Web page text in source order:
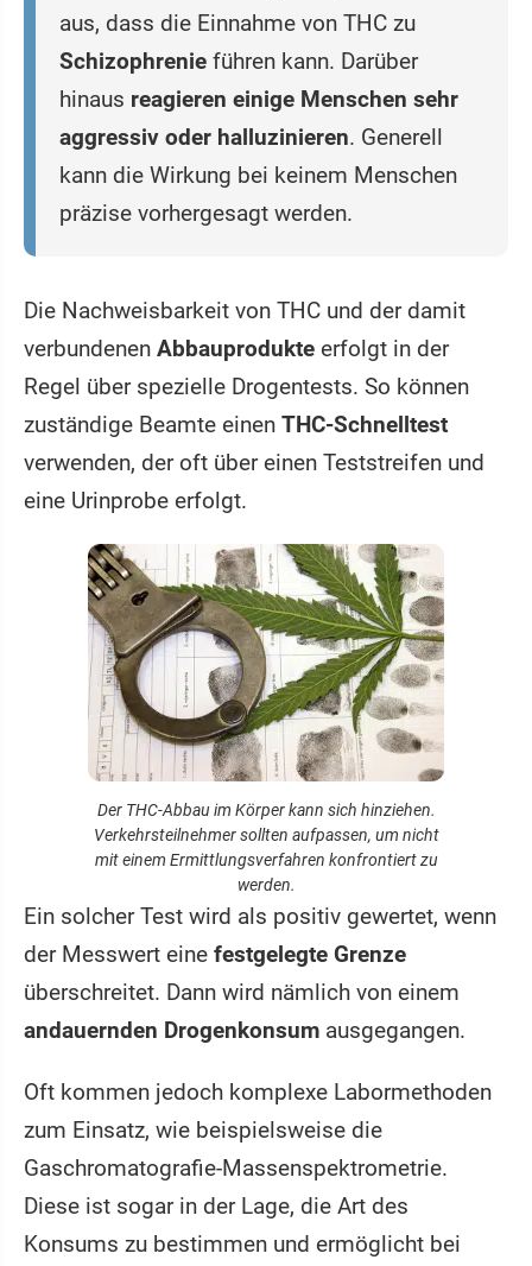
aus, dass die Einnahme von THC zu
Schizophrenie führen kann. Darüber
hinaus reagieren einige Menschen sehr
aggressiv oder halluzinieren. Generell
kann die Wirkung bei keinem Menschen
präzise vorhergesagt werden.
Die Nachweisbarkeit von THC und der damit
verbundenen Abbauprodukte erfolgt in der
Regel über spezielle Drogentests. So können
zuständige Beamte einen THC-Schnelltest
verwenden, der oft über einen Teststreifen und
eine Urinprobe erfolgt.
Der THC-Abbau im Körper kann sich hinziehen.
Verkehrsteilnehmer sollten aufpassen, um nicht
mit einem Ermittlungsverfahren konfrontiert zu
werden.
Ein solcher Test wird als positiv gewertet, wenn
der Messwert eine festgelegte Grenze
überschreitet. Dann wird nämlich von einem
andauernden Drogenkonsum ausgegangen.
Oft kommen jedoch komplexe Labormethoden
zum Einsatz, wie beispielsweise die
Gaschromatografie-Massenspektrometrie.
Diese ist sogar in der Lage, die Art des
Konsums zu bestimmen und ermöglicht bei